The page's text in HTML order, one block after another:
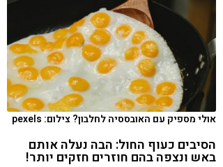
אולי מספיק עם האובססיה לחלבון? צילום: pexels
הסיבים כעוף החול: הבה נעלה אותם
באש ונצפה בהם חוזרים חזקים יותר!